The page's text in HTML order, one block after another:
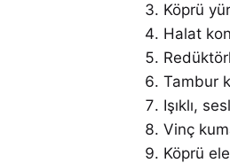
Köprü
Halat
Tambur
Işıklı,
Vinç
Köprü